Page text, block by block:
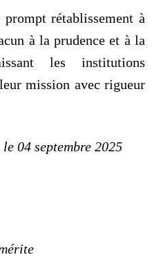
rétablissement à
à la prudence et à la
les institutions
mission avec rigueur
04 septembre 2025